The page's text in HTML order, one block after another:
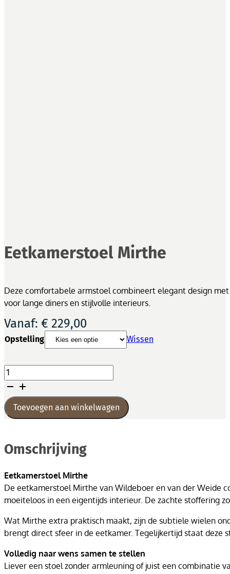
Eetkamerstoel Mirthe
Deze comfortabele armstoel combineert elegant design
voor lange diners en stijlvolle interieurs.
Vanaf: € 229,00
Opstelling Wissen
Eetkamerstoel
Mirthe
aantal
Toevoegen aan winkelwagen
Omschrijving
Eetkamerstoel Mirthe
De eetkamerstoel Mirthe van Wildeboer en van der Weide
moeiteloos in een eigentijds interieur. De zachte stoffering
Wat Mirthe extra praktisch maakt, zijn de subtiele wielen
brengt direct sfeer in de eetkamer. Tegelijkertijd staat
Volledig naar wens samen te stellen
Liever een stoel zonder armleuning of juist een combinatie